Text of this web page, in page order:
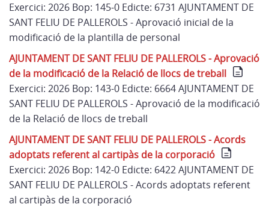
Exercici: 2026 Bop: 145-0 Edicte: 6731 AJUNTAMENT DE
SANT FELIU DE PALLEROLS - Aprovació inicial de la
modificació de la plantilla de personal
AJUNTAMENT DE SANT FELIU DE PALLEROLS - Aprovació
de la modificació de la Relació de llocs de treball
Exercici: 2026 Bop: 143-0 Edicte: 6664 AJUNTAMENT DE
SANT FELIU DE PALLEROLS - Aprovació de la modificació
de la Relació de llocs de treball
AJUNTAMENT DE SANT FELIU DE PALLEROLS - Acords
adoptats referent al cartipàs de la corporació
Exercici: 2026 Bop: 142-0 Edicte: 6422 AJUNTAMENT DE
SANT FELIU DE PALLEROLS - Acords adoptats referent
al cartipàs de la corporació